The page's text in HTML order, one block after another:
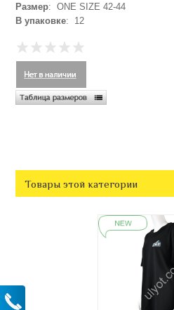
Размер: ONE SIZE 42-44
В упаковке: 12
Товары этой категории